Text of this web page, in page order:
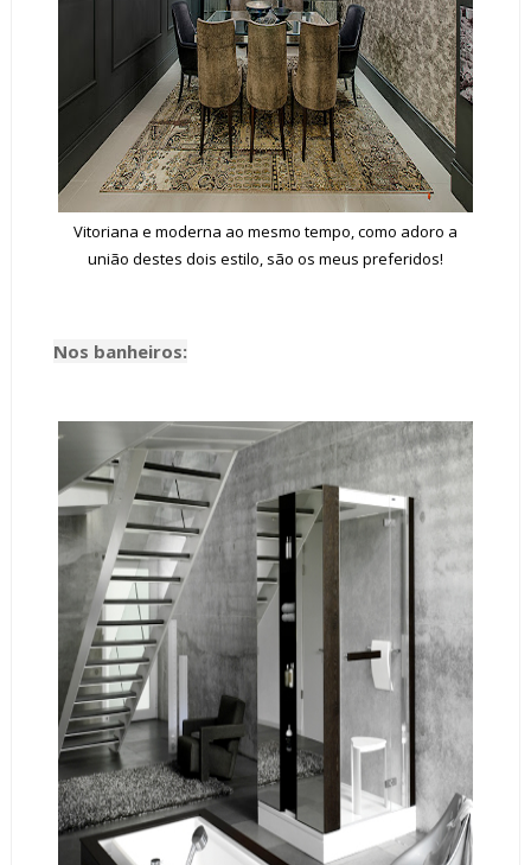
Vitoriana e moderna ao mesmo tempo, como adoro a
união destes dois estilo, são os meus preferidos!
Nos banheiros: